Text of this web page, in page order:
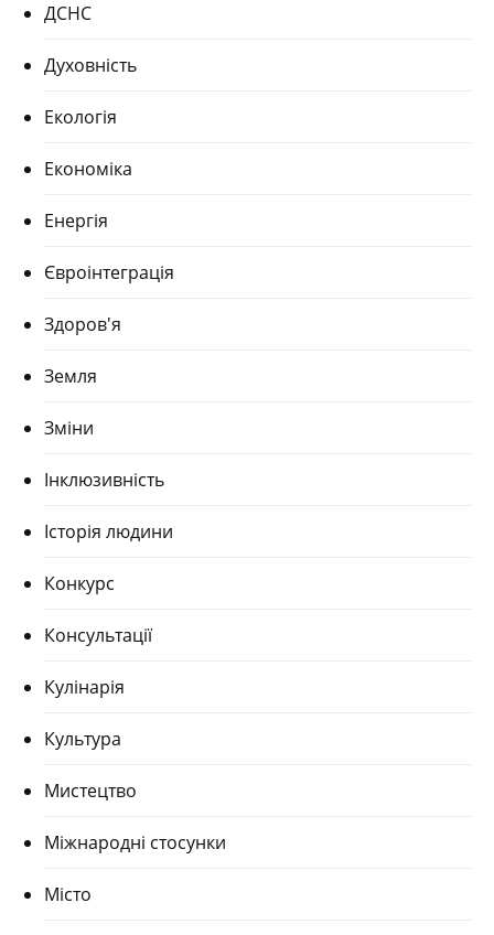
ДСНС
Духовність
Екологія
Економіка
Енергія
Євроінтеграція
Здоров'я
Земля
Зміни
Інклюзивність
Історія людини
Конкурс
Консультації
Кулінарія
Культура
Мистецтво
Міжнародні стосунки
Місто